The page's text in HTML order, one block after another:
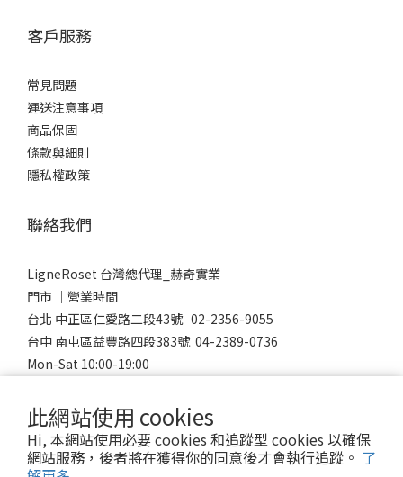
此網站使用 cookies
Hi, 本網站使用必要 cookies 和追蹤型 cookies 以確保
網站服務，後者將在獲得你的同意後才會執行追蹤。 了
客戶服務
常見問題
運送注意事項
商品保固
條款與細則
隱私權政策
聯絡我們
LigneRoset 台灣總代理_赫奇實業
門市 │營業時間
台北 中正區仁愛路二段43號 02-2356-9055
台中 南屯區益豐路四段383號 04-2389-0736
Mon-Sat 10:00-19:00
© 2023 LigneRoset Taiwan 赫奇實業有限公司